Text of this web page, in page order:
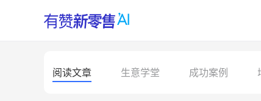
阅读文章 生意学堂 成功案例